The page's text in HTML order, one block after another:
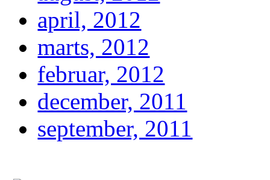
april, 2012
marts, 2012
februar, 2012
december, 2011
september, 2011